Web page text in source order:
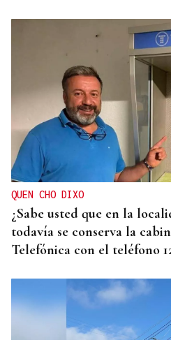
QUEN CHO DIXO
¿Sabe usted que en la
todavía se conserva la
Telefónica con el teléfono